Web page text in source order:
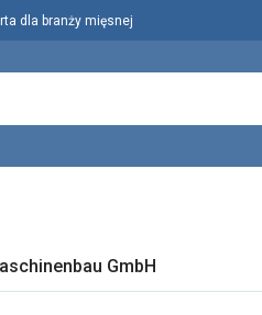
dla branży mięsnej
Polecany
model...
GmbH